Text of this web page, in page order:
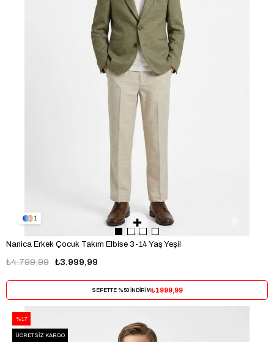
1
Nanica Erkek Çocuk Takım Elbise 3-14 Yaş Yeşil
₺3.999,99
₺4.799,99
SEPETTE %50 İNDİRİM₺1999,99
%17
ÜCRETSIZ KARGO